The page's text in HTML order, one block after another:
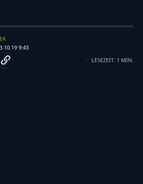
9:43
LESEZEIT: 1 MIN.